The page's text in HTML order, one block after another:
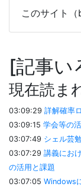
このサイト
記事い
現在読ま
03:09:29 詳解確率
03:09:15 学会等の
03:07:49 シェル芸
03:07:29 講義にお
の活用と課題
03:07:05 Windows